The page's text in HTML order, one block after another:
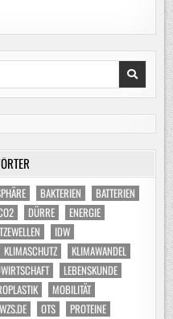
BAKTERIEN
BATTERIEN
DÜRRE
ENERGIE
IDW
KLIMASCHUTZ
KLIMAWANDEL
LEBENSKUNDE
MOBILITÄT
OTS
PROTEINE